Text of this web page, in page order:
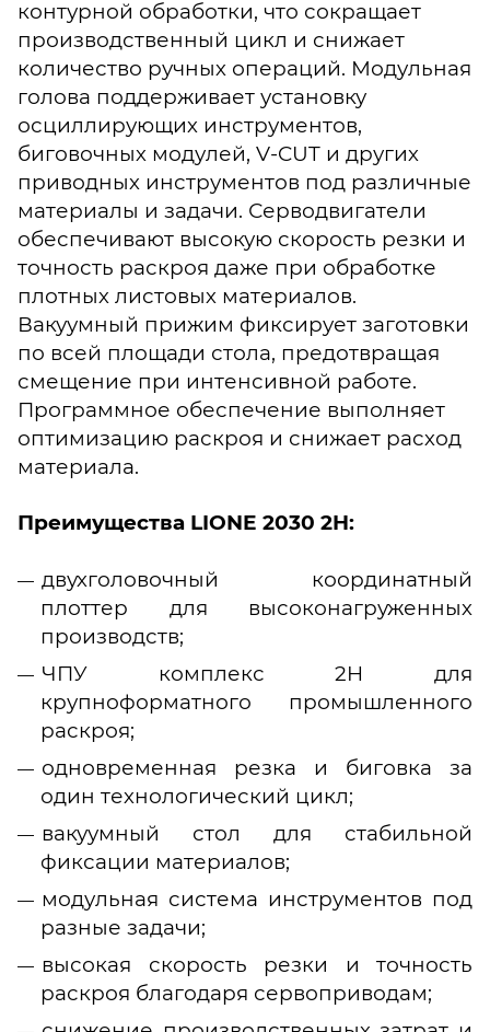
контурной обработки, что сокращает
производственный цикл и снижает
количество ручных операций. Модульная
голова поддерживает установку
осциллирующих инструментов,
биговочных модулей, V-CUT и других
приводных инструментов под различные
материалы и задачи. Серводвигатели
обеспечивают высокую скорость резки и
точность раскроя даже при обработке
плотных листовых материалов.
Вакуумный прижим фиксирует заготовки
по всей площади стола, предотвращая
смещение при интенсивной работе.
Программное обеспечение выполняет
оптимизацию раскроя и снижает расход
материала.
Преимущества LIONE 2030 2H:
двухголовочный координатный
плоттер для высоконагруженных
производств;
ЧПУ комплекс 2H для
крупноформатного промышленного
раскроя;
одновременная резка и биговка за
один технологический цикл;
вакуумный стол для стабильной
фиксации материалов;
модульная система инструментов под
разные задачи;
высокая скорость резки и точность
раскроя благодаря сервоприводам;